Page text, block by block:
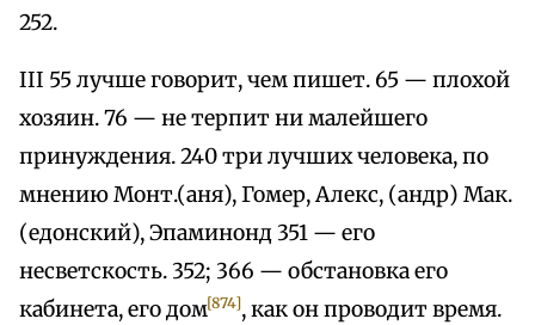
252.
III 55 лучше говорит, чем пишет. 65 — плохой
хозяин. 76 — не терпит ни малейшего
принуждения. 240 три лучших человека, по
мнению Монт.(аня), Гомер, Алекс, (андр) Мак.
(едонский), Эпаминонд 351 — его
несветскость. 352; 366 — обстановка его
кабинета, его дом[874], как он проводит время.